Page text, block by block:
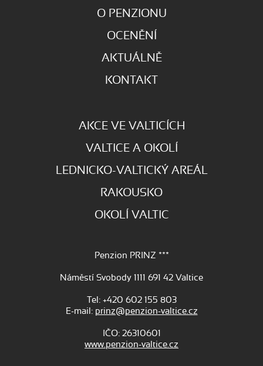
O PENZIONU
OCENĚNÍ
AKTUÁLNĚ
KONTAKT
AKCE VE VALTICÍCH
VALTICE A OKOLÍ
LEDNICKO-VALTICKÝ AREÁL
RAKOUSKO
OKOLÍ VALTIC
Penzion PRINZ ***
Náměstí Svobody 1111 691 42 Valtice
Tel: +420 602 155 803
E-mail: prinz@penzion-valtice.cz
IČO: 26310601
www.penzion-valtice.cz